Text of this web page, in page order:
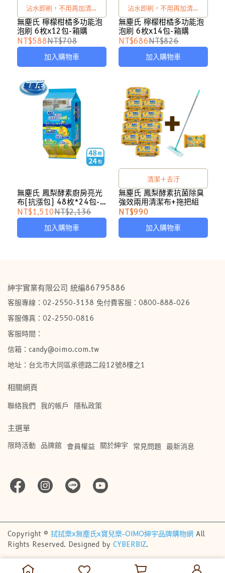
沾水即刷，不用再加清潔
劑，除油去污一片搞定！
無塵氏 檸檬柑橘多功能泡
泡刷 6枚x12包-箱購
NT$588NT$708
加入購物車
沾水即刷，不用再加清潔
劑，除油去污一片搞定！
無塵氏 檸檬柑橘多功能泡
泡刷 6枚x14包-箱購
NT$686NT$826
加入購物車
無塵氏 鳳梨酵素廚房亮光
布(抗漲包) 48枚*24包-
箱購
NT$1,510NT$2,136
加入購物車
清潔＋去汙
無塵氏 鳳梨酵素抗菌除臭
強效兩用清潔布+拖把組
NT$990
加入購物車
紳宇實業有限公司 統編86795886
客服專線：02-2550-3138 免付費客服：0800-888-026
客服傳真：02-2550-0816
客服時間：
信箱：candy@oimo.com.tw​
地址：台北市大同區承德路二段12號8樓之1
相關網頁
聯絡我們
我的帳戶 隱私政策
主選單
限時活動
品牌館 會員權益 關於紳宇 常見問題 最新消息
Copyright © 拭拭樂x無塵氏x寶兒樂-OIMO紳宇品牌購物網 All
Rights Reserved. Designed by CYBERBIZ.